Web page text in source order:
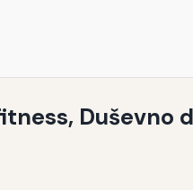
Duševno